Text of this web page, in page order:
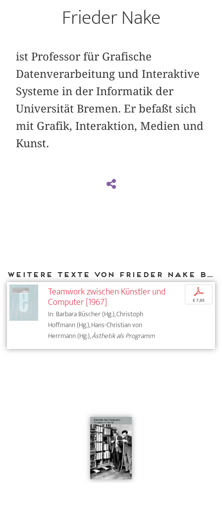
Frieder Nake
ist Professor für Grafische
Datenverarbeitung und Interaktive
Systeme in der Informatik der
Universität Bremen. Er befaßt sich
mit Grafik, Interaktion, Medien und
Kunst.
Weitere Texte von Frieder Nake bei DIAPHANES
Teamwork zwischen Künstler und
Computer [1967]
In: Barbara Büscher (Hg.), Christoph
Hoffmann (Hg.), Hans-Christian von
Herrmann (Hg.),Ästhetik als Programm
p
€ 7,95